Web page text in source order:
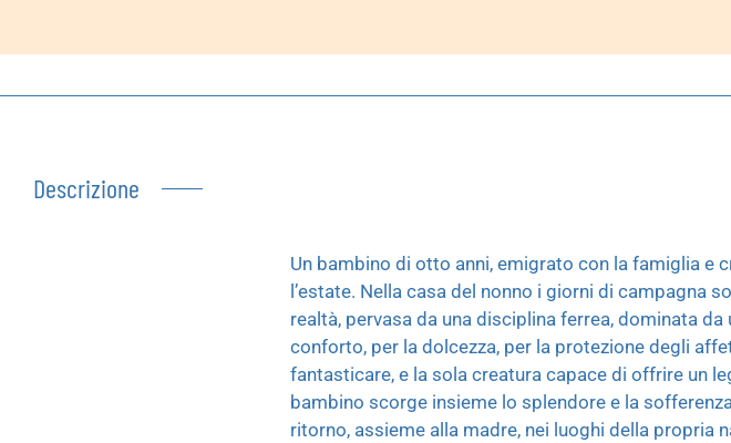
Descrizione
Un bambino di otto anni, emigrato con la famiglia e
l’estate. Nella casa del nonno i giorni di campagna
realtà, pervasa da una disciplina ferrea, dominata
conforto, per la dolcezza, per la protezione degli
fantasticare, e la sola creatura capace di offrire un
bambino scorge insieme lo splendore e la
ritorno, assieme alla madre, nei luoghi della propria